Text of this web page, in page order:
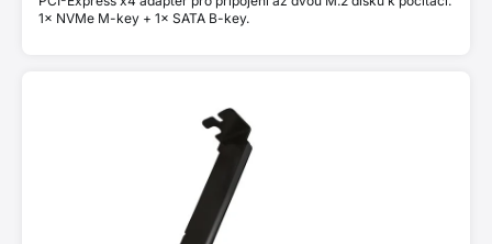
1× NVMe M-key + 1× SATA B-key.